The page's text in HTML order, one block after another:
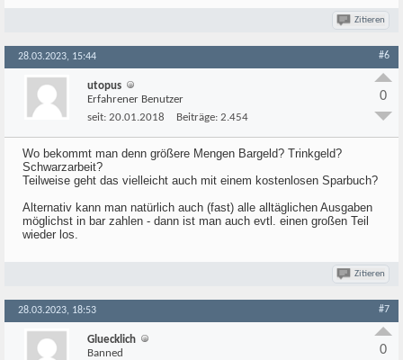
Zitieren
28.03.2023, 15:44 #6
utopus
Erfahrener Benutzer
seit: 20.01.2018 Beiträge: 2.454
0
Wo bekommt man denn größere Mengen Bargeld? Trinkgeld?
Schwarzarbeit?
Teilweise geht das vielleicht auch mit einem kostenlosen Sparbuch?
Alternativ kann man natürlich auch (fast) alle alltäglichen Ausgaben
möglichst in bar zahlen - dann ist man auch evtl. einen großen Teil
wieder los.
Zitieren
28.03.2023, 18:53 #7
Gluecklich
Banned
0